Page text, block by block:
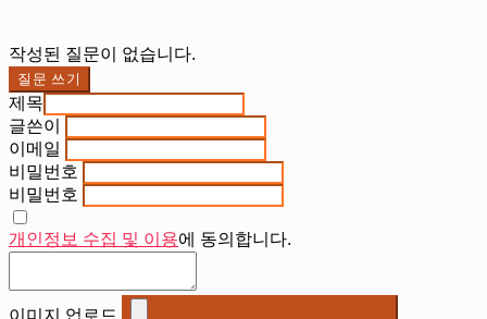
작성된 질문이 없습니다.
질문 쓰기
제목
글쓴이
이메일
비밀번호
비밀번호
개인정보 수집 및 이용에 동의합니다.
이미지 업로드